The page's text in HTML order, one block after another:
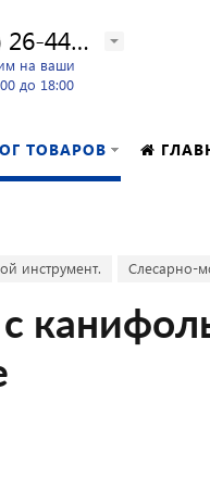
8 (8172) 26-44-24
на ваши
до 18:00
ТОВАРОВ
инструмент. Слесарно-